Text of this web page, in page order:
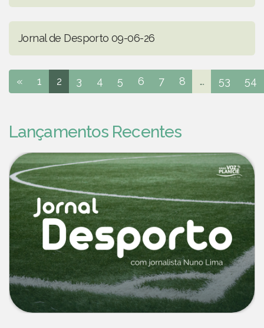
Jornal de Desporto 09-06-26
« 1 2 3 4 5 6 7 8 ... 53 54
Lançamentos Recentes